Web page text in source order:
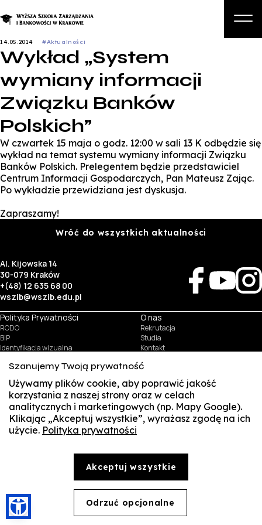
Studia podyplomowe i kursy
Student
Biznes
14.05.2014 #Aktualności
Wykład „System
wymiany informacji
Związku Banków
Polskich”
W czwartek 15 maja o godz. 12:00 w sali 13 K odbędzie się
wykład na temat systemu wymiany informacji Związku
Banków Polskich. Prelegentem będzie przedstawiciel
Centrum Informacji Gospodarczych, Pan Mateusz Zając.
Po wykładzie przewidziana jest dyskusja.
Zapraszamy!
Wróć do wszystkich aktualności
Al. Kijowska 14
30-079 Kraków
+(48) 12 635 68 00
wszib@wszib.edu.pl
Polityka Prywatności
RODO
BIP
Identyfikacja wizualna
O nas
Rekrutacja
Studia
Kontakt
Biznes
Wynajem sal
Targi pracy
Multis Multum
Biblioteka
Samorząd
© Copyright by Wyższa Szkoła Zarządzania i Bankowości w Krakowie (WSZIB)
Treści zawarte na stronie www.wszib.edu.pl oraz jej podstronach stanowią, o ile nie wskazano
wyświetlania, utrwalania oraz wykorzystywania w jakiejkolwiek innej formie. Ograniczenia
Szanujemy Twoją prywatność
Używamy plików cookie, aby poprawić jakość
korzystania z naszej strony oraz w celach
analitycznych i marketingowych (np. Mapy Google).
Klikając „Akceptuj wszystkie”, wyrażasz zgodę na ich
użycie. Polityka prywatności
Akceptuj wszystkie
Odrzuć opcjonalne